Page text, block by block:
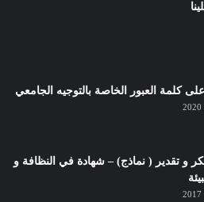
كلمة العبور الخاصة بالتوجيه الجامعي
و تقدير ( نماذج) – شهادة في النظافة و